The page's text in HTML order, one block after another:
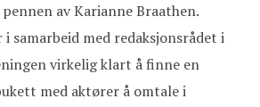
av Karianne Braathen.
samarbeid med redaksjonsrådet i
virkelig klart å finne en
med aktører å omtale i